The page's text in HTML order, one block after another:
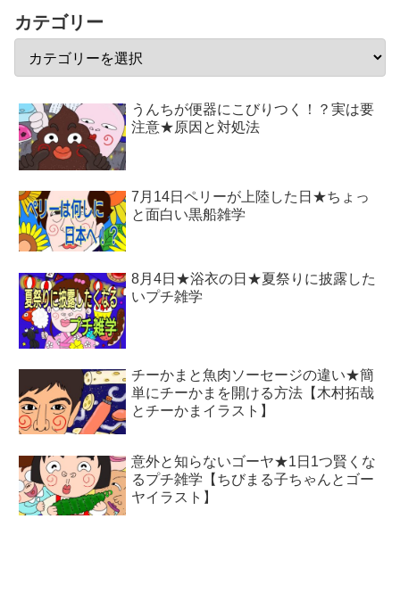
カテゴリー
うんちが便器にこびりつく！？実は要
注意★原因と対処法
7月14日ペリーが上陸した日★ちょっ
と面白い黒船雑学
8月4日★浴衣の日★夏祭りに披露した
いプチ雑学
チーかまと魚肉ソーセージの違い★簡
単にチーかまを開ける方法【木村拓哉
とチーかまイラスト】
意外と知らないゴーヤ★1日1つ賢くな
るプチ雑学【ちびまる子ちゃんとゴー
ヤイラスト】